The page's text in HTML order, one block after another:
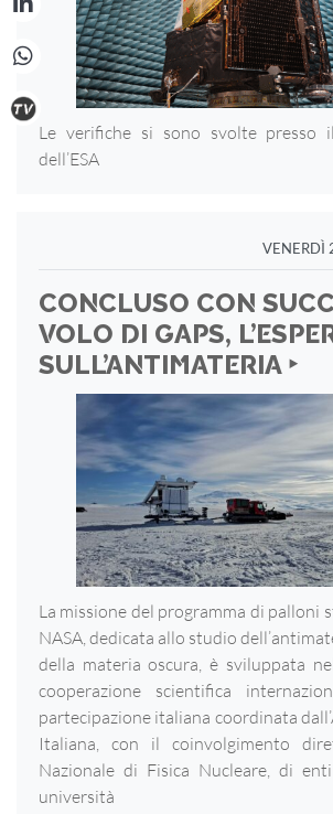
Le verifiche si sono svolte presso
dell’ESA
VENERDÌ
CONCLUSO CON
VOLO DI GAPS,
SULL’ANTIMATERIA ‣
La missione del programma di palloni
NASA, dedicata allo studio
della materia oscura, è sviluppata
cooperazione scientifica
partecipazione italiana coordinata
Italiana, con il coinvolgimento
Nazionale di Fisica Nucleare, di
università